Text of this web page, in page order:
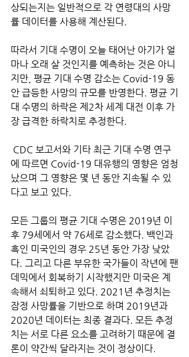
상되는지는 일반적으로 각 연령대의 사망
률 데이터를 사용해 계산된다.
따라서 기대 수명이 오늘 태어난 아기가 얼
마나 오래 살 것인지를 예측하는 것은 아니
지만, 평균 기대 수명 감소는 Covid-19 동
안 급등한 사망의 규모를 반영한다. 평균 기
대 수명의 하락은 제2차 세계 대전 이후 가
장 급격한 하락치로 추정한다.
에 따르면 Covid-19 대유행의 영향은 엄청
났으며 그 영향은 몇 년 동안 지속될 수 있
다고 보고 있다.
모든 그룹의 평균 기대 수명은 2019년 이
후 79세에서 약 76세로 감소했다. 백인과
흑인 미국인의 경우 25년 동안 가장 낮았
다. 그리고 다른 부유한 국가들이 작년에 팬
데믹에서 회복하기 시작했지만 미국은 계
속해서 쇠퇴하고 있다. 2021년 추정치는
잠정 사망률을 기반으로 하며 2019년과
2020년 데이터는 최종 결과다. 모든 추정
치는 서로 다른 요소를 고려하기 때문에 결
론이 약간씩 달라지는 것이 정상이다.